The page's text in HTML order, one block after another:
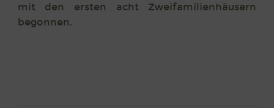
mit den ersten acht Zweifamilienhäusern
begonnen.